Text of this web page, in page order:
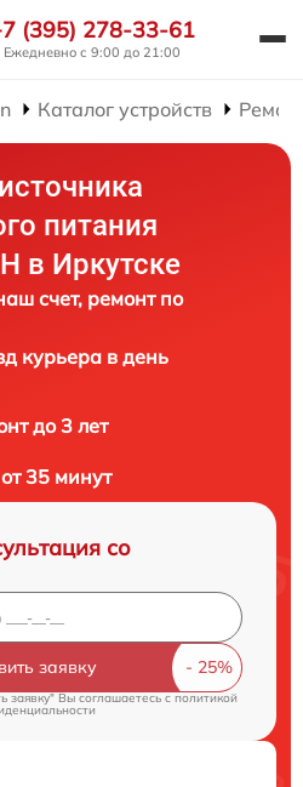
(395) 278-33-61
Ежедневно с 9:00 до 21:00
Каталог устройств
питания
в Иркутске
счет, ремонт по
курьера в день
до 3 лет
35 минут
со
заявку
заявку" Вы соглашаетесь c политикой